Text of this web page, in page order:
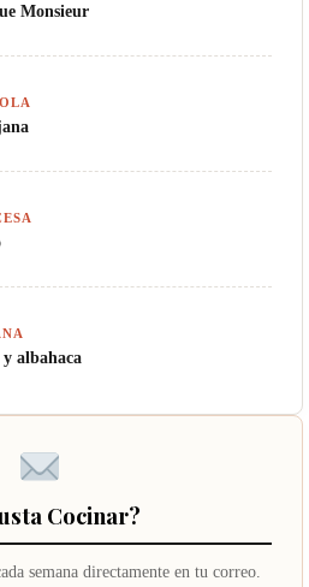
Monsieur
albahaca
Cocinar?
semana directamente en tu correo.